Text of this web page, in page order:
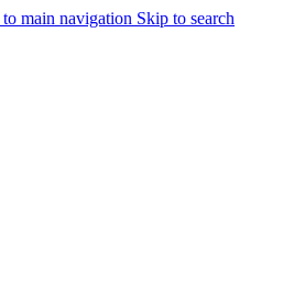
main navigation Skip to search